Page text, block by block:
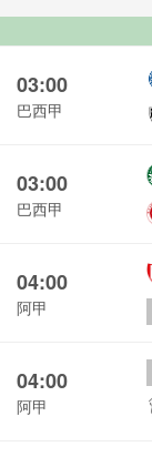
03:00
巴西甲
03:00
巴西甲
04:00
阿甲
04:00
阿甲